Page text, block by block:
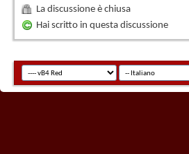
La discussione è chiusa
Hai scritto in questa discussione